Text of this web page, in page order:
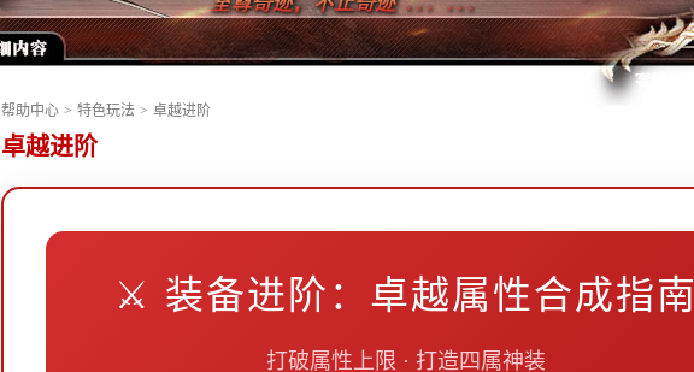
帮助中心 > 特色玩法 > 卓越进阶
卓越进阶
⚔️ 装备进阶：卓越属性合成指南
打破属性上限 · 打造四属神装